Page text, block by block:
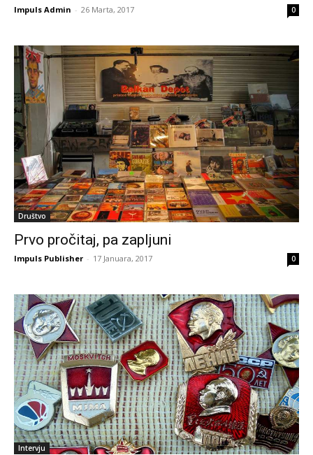
Impuls Admin - 26 Marta, 2017 0
Društvo
Prvo pročitaj, pa zapljuni
Impuls Publisher - 17 Januara, 2017 0
Intervju